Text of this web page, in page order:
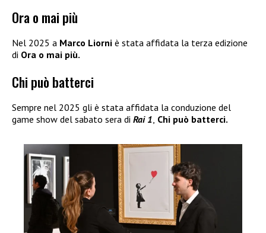
Ora o mai più
Nel 2025 a Marco Liorni è stata affidata la terza edizione
di Ora o mai più.
Chi può batterci
Sempre nel 2025 gli è stata affidata la conduzione del
game show del sabato sera di Rai 1 Chi può batterci.